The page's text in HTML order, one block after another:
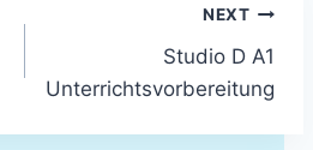
NEXT
Studio D A1
Unterrichtsvorbereitung